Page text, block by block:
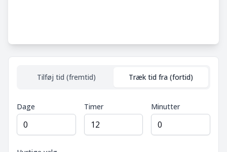
Tilføj tid (fremtid) Træk tid fra (fortid)
Dage Timer Minutter